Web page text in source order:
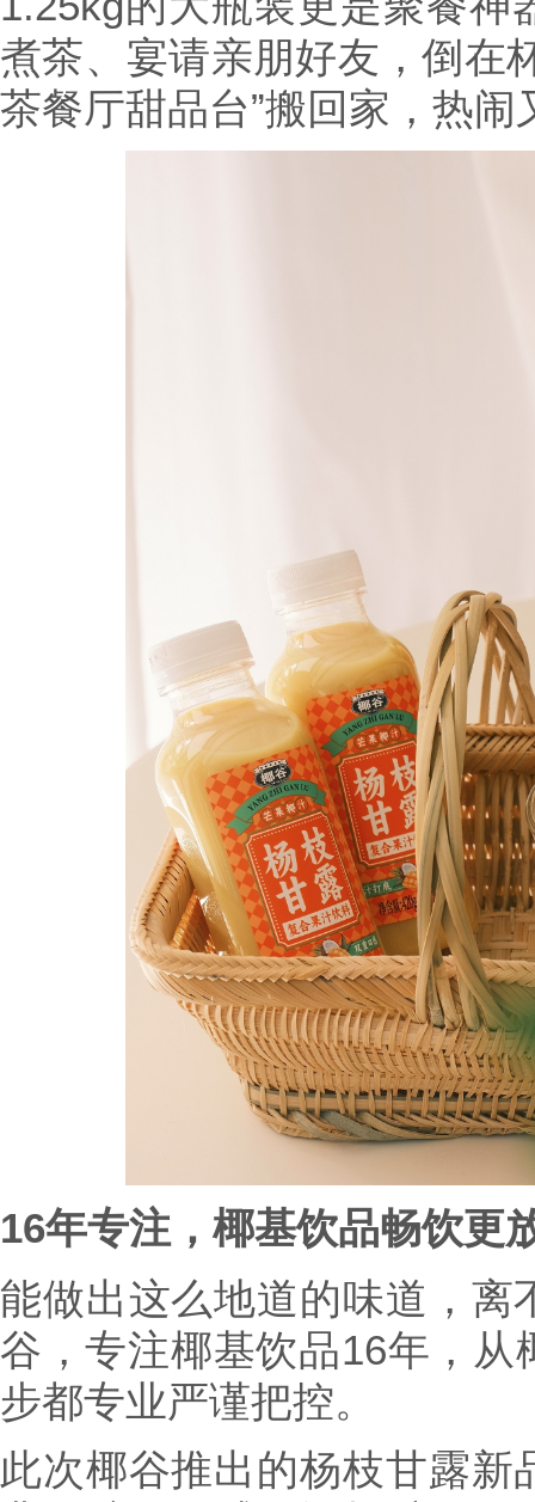
煮茶、宴请亲朋好友，倒在
茶餐厅甜品台”搬回家，热闹
16年专注，椰基饮品畅饮更
能做出这么地道的味道，
谷，专注椰基饮品16年，
步都专业严谨把控。
此次椰谷推出的杨枝甘露